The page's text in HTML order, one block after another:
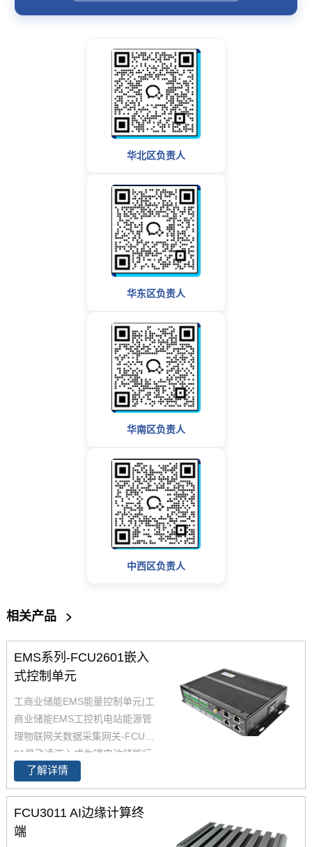
华北区负责人
华东区负责人
华南区负责人
中西区负责人
相关产品 >
EMS系列-FCU2601嵌入
式控制单元
工商业储能EMS能量控制单元|工
商业储能EMS工控机电站能源管
理物联网关数据采集网关-FCU26
01是飞凌嵌入式为锂电池储能行
业设计的EMS能量控制单元产
品，设计兼具高性能，多接口，
低功耗，广泛满足各类储能系统
的本地能源管理应用需求。FCU
2601嵌入式控制单元综合考虑到
了解详情
FCU3011 AI边缘计算终
端